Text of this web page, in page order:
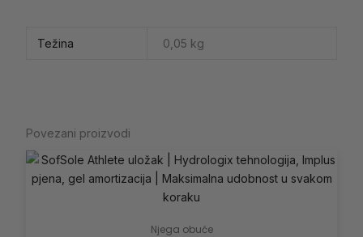
Težina 0,05 kg
Povezani proizvodi
Njega obuće
Ovaj
proizvod